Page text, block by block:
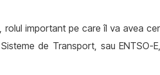
rolul important pe care îl va avea
Sisteme de Transport, sau